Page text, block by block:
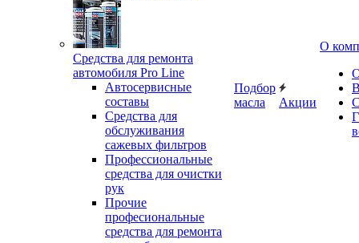
Средства для ремонта
автомобиля Pro Line
Автосервисные
составы
Средства для
обслуживания
сажевых фильтров
Профессиональные
средства для очистки
рук
Прочие
професиональные
средства для ремонта
Подбор
масла
Акции
О